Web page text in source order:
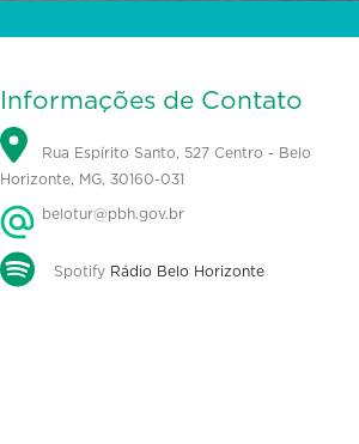
Informações de Contato
Rua Espírito Santo, 527 Centro - Belo
Horizonte, MG, 30160-031
belotur@pbh.gov.br
Spotify Rádio Belo Horizonte